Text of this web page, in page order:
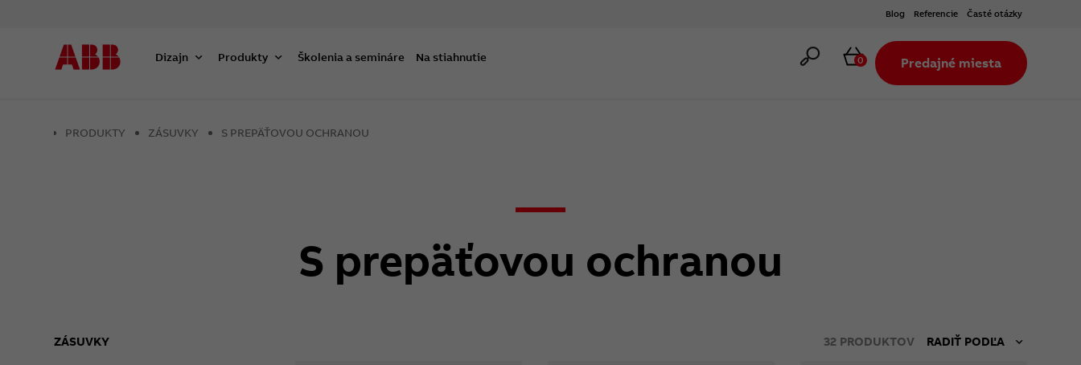
Blog Referencie Časté otázky
Dizajn Produkty Školenia a semináre Na stiahnutie Hľadať Košík
0 Predajné miesta
PRODUKTY ZÁSUVKY S PREPÄŤOVOU OCHRANOU
S prepäťovou ochranou
ZÁSUVKY 32PRODUKTOV RADIŤ PODĽA